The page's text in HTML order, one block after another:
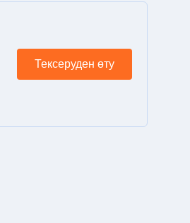
Тексеруден өту